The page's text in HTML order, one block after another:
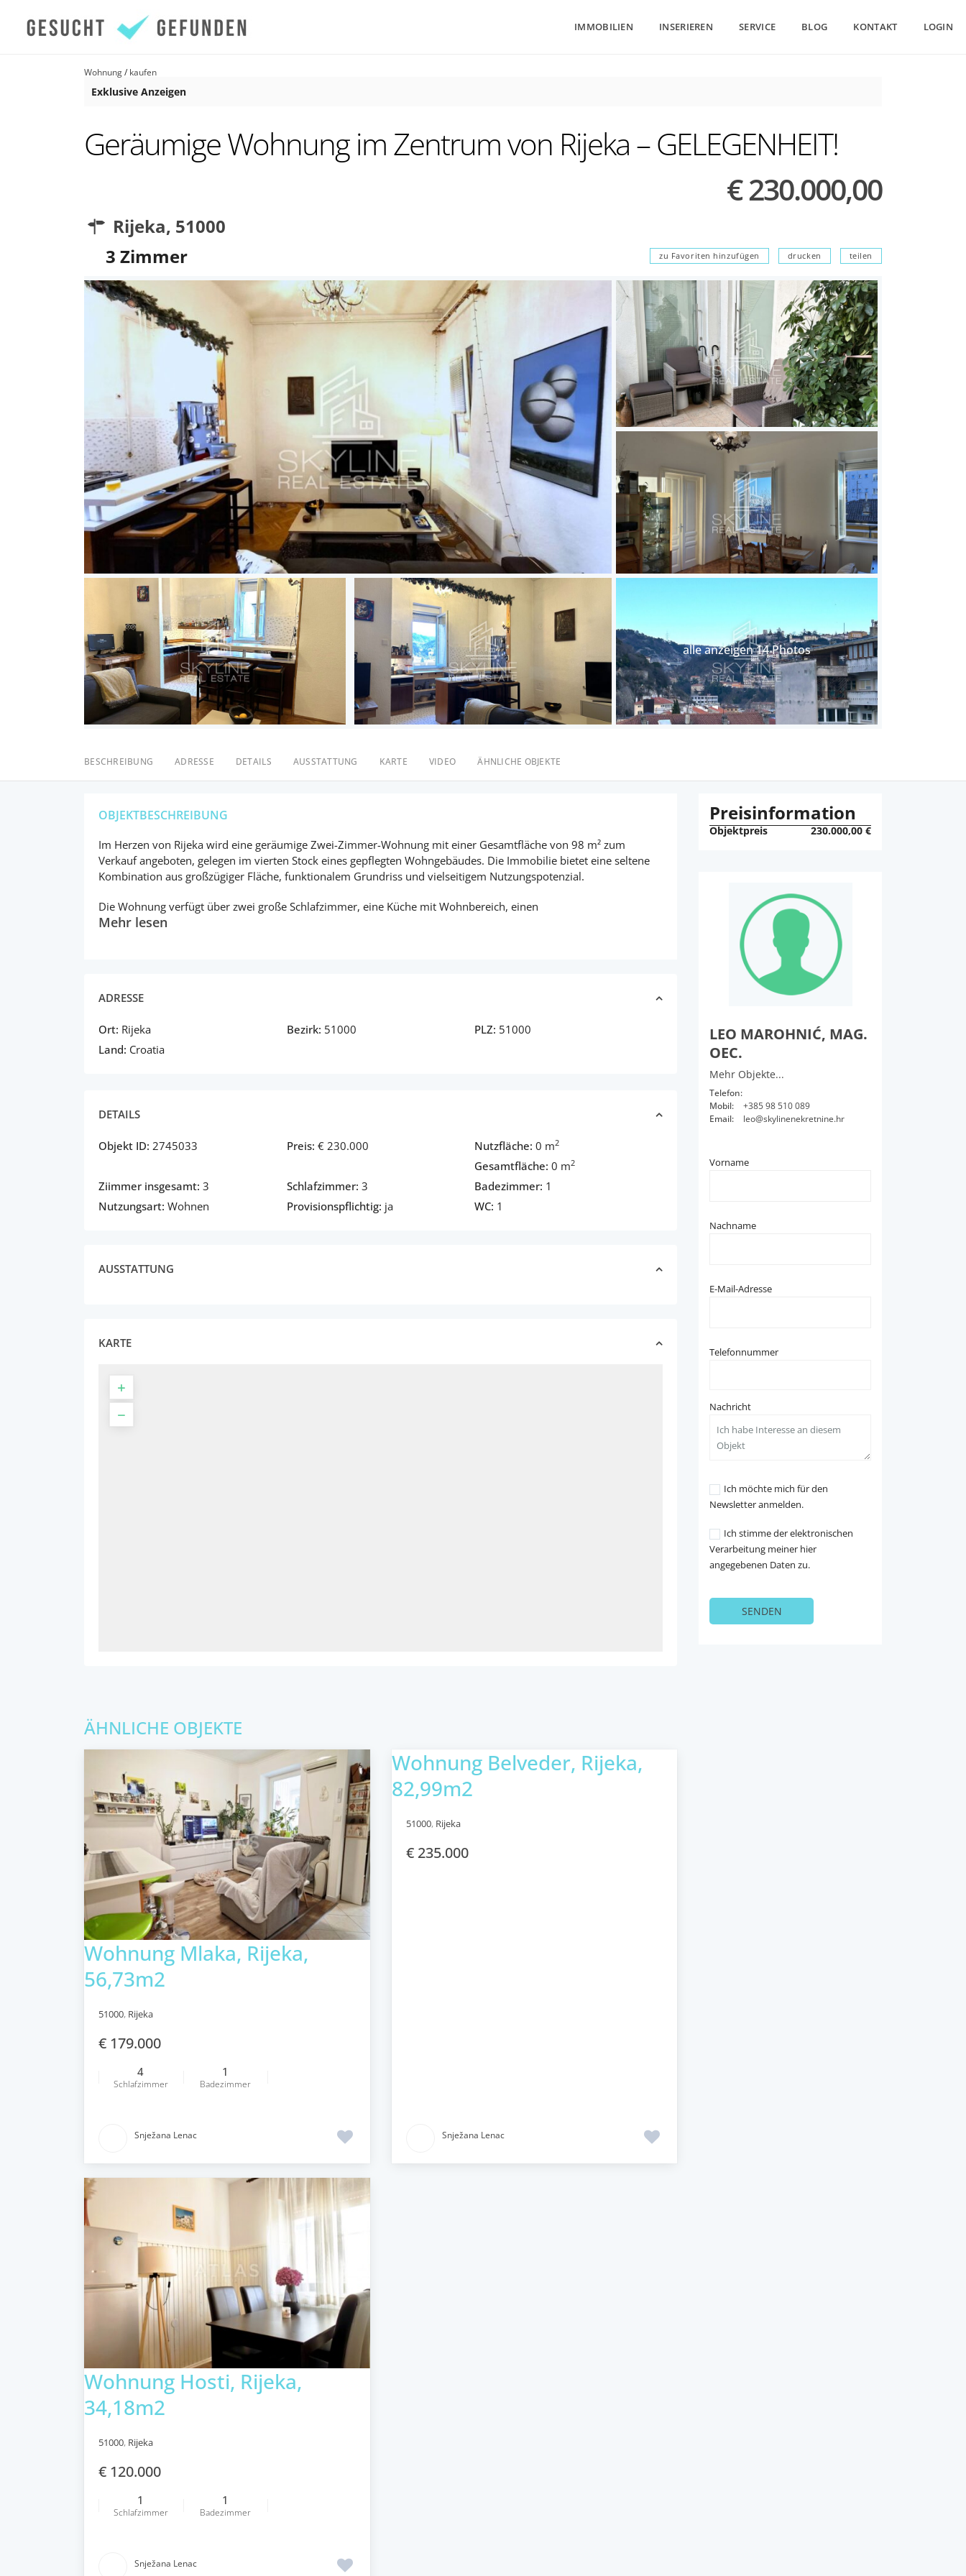
IMMOBILIEN INSERIEREN SERVICE BLOG KONTAKT LOGIN
Wohnung/ kaufen
Exklusive Anzeigen
Geräumige Wohnung im Zentrum von Rijeka – GELEGENHEIT!
€ 230.000,00
Rijeka, 51000
3 Zimmer zu Favoriten hinzufügen drucken teilen
alle anzeigen 14 Photos
BESCHREIBUNG ADRESSE DETAILS AUSSTATTUNG KARTE VIDEO ÄHNLICHE OBJEKTE
OBJEKTBESCHREIBUNG
Im Herzen von Rijeka wird eine geräumige Zwei-Zimmer-Wohnung mit einer Gesamtfläche von 98 m² zum
Verkauf angeboten, gelegen im vierten Stock eines gepflegten Wohngebäudes. Die Immobilie bietet eine seltene
Kombination aus großzügiger Fläche, funktionalem Grundriss und vielseitigem Nutzungspotenzial.
Die Wohnung verfügt über zwei große Schlafzimmer, eine Küche mit Wohnbereich, einen
Mehr lesen
ADRESSE
Ort: Rijeka Bezirk: 51000 PLZ: 51000
Land: Croatia
DETAILS
Objekt ID: 2745033 Preis: € 230.000 Nutzfläche: 0 m2
Gesamtfläche: 0 m2
Ziimmer insgesamt: 3 Schlafzimmer: 3 Badezimmer: 1
Nutzungsart: Wohnen Provisionspflichtig: ja WC: 1
AUSSTATTUNG
KARTE
ÄHNLICHE OBJEKTE
Wohnung Mlaka, Rijeka,
56,73m2
51000, Rijeka
€ 179.000
4
Schlafzimmer
1
Badezimmer
Snježana Lenac
Wohnung Belveder, Rijeka,
82,99m2
51000, Rijeka
€ 235.000
Snježana Lenac
Wohnung Hosti, Rijeka,
34,18m2
51000, Rijeka
€ 120.000
1
Schlafzimmer
1
Badezimmer
Snježana Lenac
LEO MAROHNIĆ, MAG.
OEC.
Mehr Objekte...
Telefon:
Mobil:
+385 98 510 089
Email:
leo@skylinenekretnine.hr
Vorname
Nachname
E-Mail-Adresse
Telefonnummer
Nachricht
Ich möchte mich für den
Newsletter anmelden.
Ich stimme der elektronischen
Verarbeitung meiner hier
angegebenen Daten zu.
Preisinformation
Objektpreis 230.000,00 €